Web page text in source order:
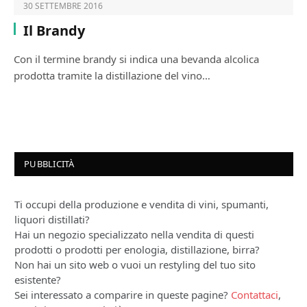
30 SETTEMBRE 2016
Il Brandy
Con il termine brandy si indica una bevanda alcolica
prodotta tramite la distillazione del vino…
PUBBLICITÀ
Ti occupi della produzione e vendita di vini, spumanti,
liquori distillati?
Hai un negozio specializzato nella vendita di questi
prodotti o prodotti per enologia, distillazione, birra?
Non hai un sito web o vuoi un restyling del tuo sito
esistente?
Sei interessato a comparire in queste pagine? Contattaci,